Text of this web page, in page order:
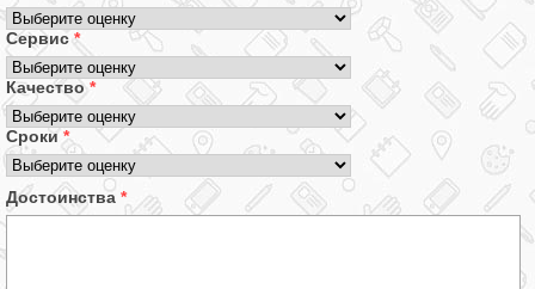
Сервис *
Качество*
Сроки *
Достоинства *